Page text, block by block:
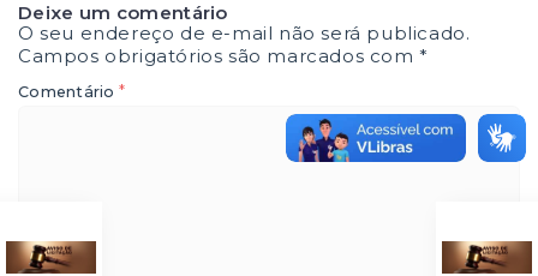
Deixe um comentário
O seu endereço de e-mail não será publicado.
Campos obrigatórios são marcados com*
Comentário *